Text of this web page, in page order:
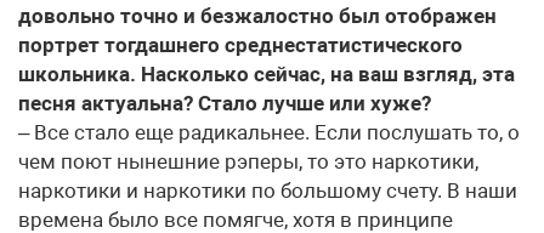
довольно точно и безжалостно был отображен
портрет тогдашнего среднестатистического
школьника. Насколько сейчас, на ваш взгляд, эта
песня актуальна? Стало лучше или хуже?
– Все стало еще радикальнее. Если послушать то, о
чем поют нынешние рэперы, то это наркотики,
наркотики и наркотики по большому счету. В наши
времена было все помягче, хотя в принципе